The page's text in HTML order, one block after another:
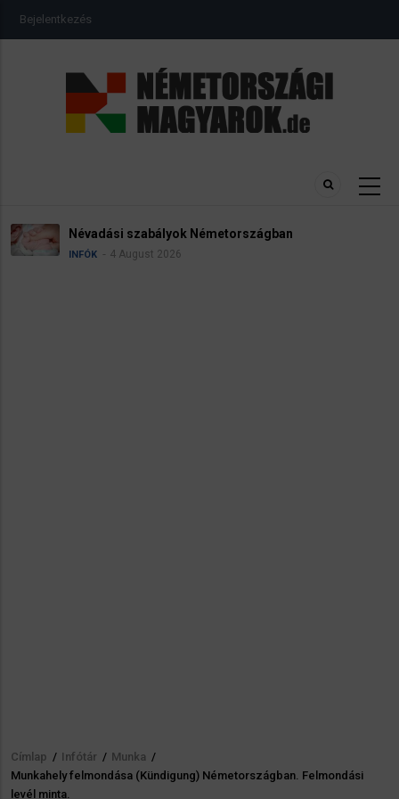
USER
ACCOUNT
Bejelentkezés
Névadási szabályok Németországban
INFÓK 4 August 2026
Morzsa
Címlap / Infótár / Munka /
Munkahely felmondása (Kündigung) Németországban. Felmondási
levél minta.